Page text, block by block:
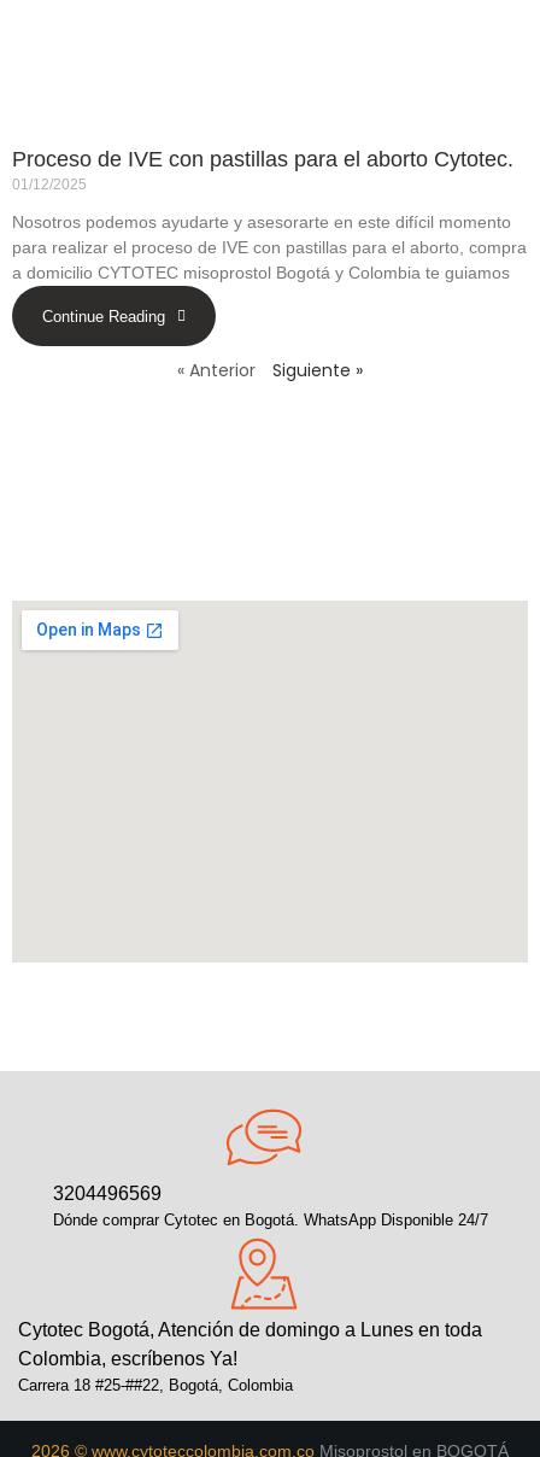
Proceso de IVE con pastillas para el aborto Cytotec.
01/12/2025
Nosotros podemos ayudarte y asesorarte en este difícil momento
para realizar el proceso de IVE con pastillas para el aborto, compra
a domicilio CYTOTEC misoprostol Bogotá y Colombia te guiamos
Continue Reading
« Anterior Siguiente »
3204496569
Dónde comprar Cytotec en Bogotá. WhatsApp Disponible 24/7
Cytotec Bogotá, Atención de domingo a Lunes en toda
Colombia, escríbenos Ya!
Carrera 18 #25-##22, Bogotá, Colombia
2026 © www.cytoteccolombia.com.co Misoprostol en BOGOTÁ